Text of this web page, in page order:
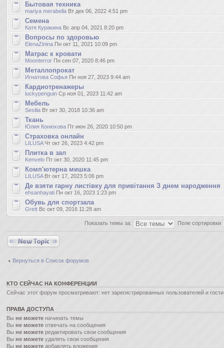
Бытовая техника
mariya merabella Вт дек 06, 2022 4:51 pm
Семена
Катя Куракина Вс апр 04, 2021 8:20 pm
Вопросы по здоровью
ElenaZinina Пн окт 11, 2021 10:09 pm
Матрас к кровати
Moonterror Пн сен 07, 2020 8:46 pm
Металлопрокат
Игнатова Софья Пн ноя 27, 2023 9:44 am
Кардиотренажеры
luckypenguin Ср ноя 01, 2023 11:42 am
Мебель
Sesilia Вт окт 30, 2018 10:36 am
Ткань
Юлия Конюхова Пт июн 26, 2020 10:50 pm
Страховка онлайн
LILUSAЧт окт 26, 2023 4:42 pm
Плитка в зал
Kenvelo Пт окт 30, 2020 11:45 pm
Комп'ютерна мишка
LILUSAВт окт 17, 2023 5:06 pm
Де взяти гарну листівку для привітання З днем народження
ehsanhayati Пн окт 16, 2023 1:23 pm
Обувь для спортзала
Grett Вс окт 09, 2016 11:28 am
Показать темы за: Поле сортировки
Новая тема
Вернуться в Список форумов
КТО СЕЙЧАС НА КОНФЕРЕНЦИИ
Сейчас этот форум просматривают: нет зарегистрированных пользователей и
ПРАВА ДОСТУПА
Вы не можете начинать темы
Вы не можете отвечать на сообщения
Вы не можете редактировать свои сообщения
Вы не можете удалять свои сообщения
Вы не можете добавлять вложения